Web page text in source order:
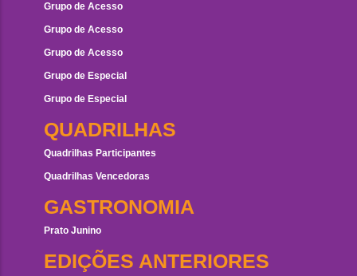
Grupo de Acesso
Grupo de Acesso
Grupo de Acesso
Grupo de Especial
Grupo de Especial
QUADRILHAS
Quadrilhas Participantes
Quadrilhas Vencedoras
GASTRONOMIA
Prato Junino
EDIÇÕES ANTERIORES